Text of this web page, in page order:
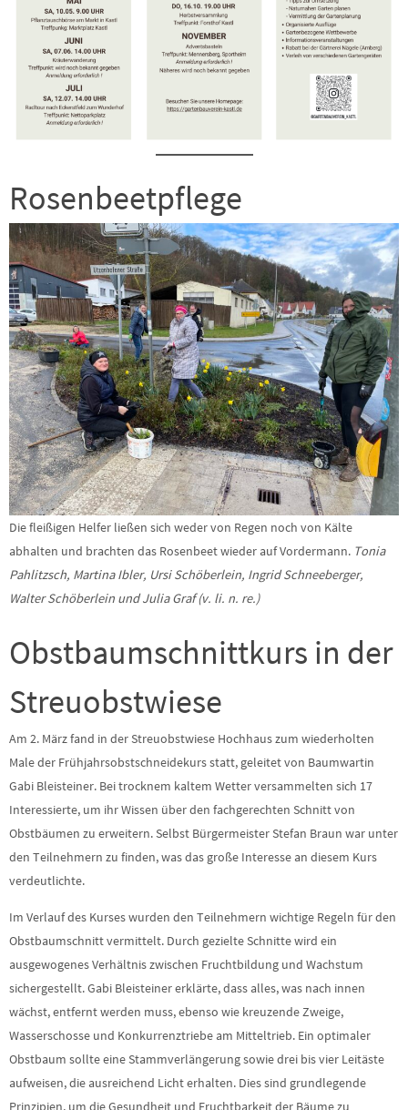
Rosenbeetpflege
Die fleißigen Helfer ließen sich weder von Regen noch von Kälte
abhalten und brachten das Rosenbeet wieder auf Vordermann. Tonia
Pahlitzsch, Martina Ibler, Ursi Schöberlein, Ingrid Schneeberger,
Walter Schöberlein und Julia Graf (v. li. n. re.)
Obstbaumschnittkurs in der
Streuobstwiese
Am 2. März fand in der Streuobstwiese Hochhaus zum wiederholten
Male der Frühjahrsobstschneidekurs statt, geleitet von Baumwartin
Gabi Bleisteiner. Bei trocknem kaltem Wetter versammelten sich 17
Interessierte, um ihr Wissen über den fachgerechten Schnitt von
Obstbäumen zu erweitern. Selbst Bürgermeister Stefan Braun war unter
den Teilnehmern zu finden, was das große Interesse an diesem Kurs
verdeutlichte.
Im Verlauf des Kurses wurden den Teilnehmern wichtige Regeln für den
Obstbaumschnitt vermittelt. Durch gezielte Schnitte wird ein
ausgewogenes Verhältnis zwischen Fruchtbildung und Wachstum
sichergestellt. Gabi Bleisteiner erklärte, dass alles, was nach innen
wächst, entfernt werden muss, ebenso wie kreuzende Zweige,
Wasserschosse und Konkurrenztriebe am Mitteltrieb. Ein optimaler
Obstbaum sollte eine Stammverlängerung sowie drei bis vier Leitäste
aufweisen, die ausreichend Licht erhalten. Dies sind grundlegende
Prinzipien, um die Gesundheit und Fruchtbarkeit der Bäume zu